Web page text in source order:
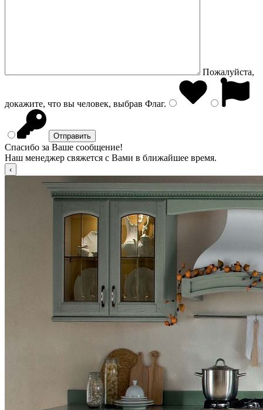
Пожалуйста,
докажите, что вы человек, выбрав Флаг.
Спасибо за Ваше сообщение!
Наш менеджер свяжется с Вами в ближайшее время.